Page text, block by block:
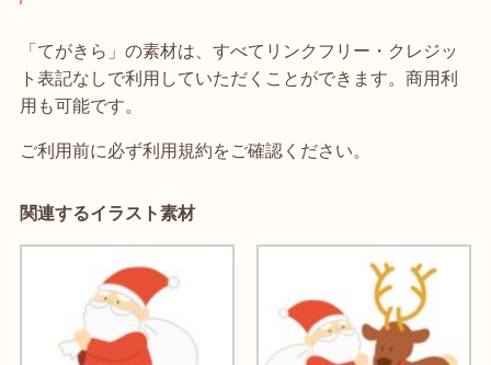
「てがきら」の素材は、すべてリンクフリー・クレジッ
ト表記なしで利用していただくことができます。商用利
用も可能です。
ご利用前に必ず利用規約をご確認ください。
関連するイラスト素材